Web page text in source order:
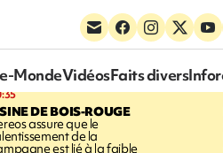
MondeVidéosFaits divers
DE BOIS-ROUGE
assure que le
de la
est lié à la faible